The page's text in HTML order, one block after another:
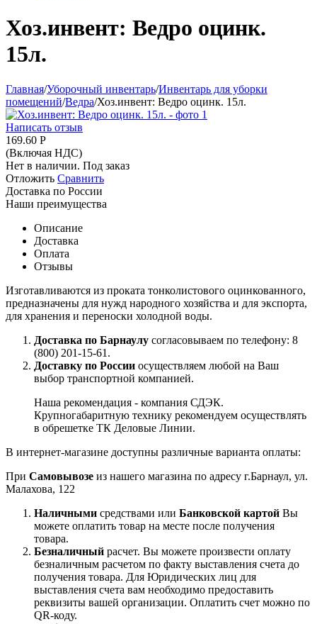
Хоз.инвент: Ведро оцинк.
15л.
Главная/Уборочный инвентарь/Инвентарь для уборки
помещений/Ведра/Хоз.инвент: Ведро оцинк. 15л.
Написать отзыв
169.60 Р
(Включая НДС)
Нет в наличии. Под заказ
Отложить Сравнить
Доставка по России
Наши преимущества
Описание
Доставка
Оплата
Отзывы
Изготавливаются из проката тонколистового оцинкованного,
предназначены для нужд народного хозяйства и для экспорта,
для хранения и переноски холодной воды.
Доставка по Барнаулу согласовываем по телефону: 8
(800) 201-15-61.
Доставку по России осуществляем любой на Ваш
выбор транспортной компанией.
Наша рекомендация - компания СДЭК.
Крупногабаритную технику рекомендуем осуществлять
в обрешетке ТК Деловые Линии.
В интернет-магазине доступны различные варианта оплаты:
При Самовывозе из нашего магазина по адресу г.Барнаул, ул.
Малахова, 122
Наличными средствами или Банковской картой Вы
можете оплатить товар на месте после получения
товара.
Безналичный расчет. Вы можете произвести оплату
безналичным расчетом по факту выставления счета до
получения товара. Для Юридических лиц для
выставления счета вам необходимо предоставить
реквизиты вашей организации. Оплатить счет можно по
QR-коду.